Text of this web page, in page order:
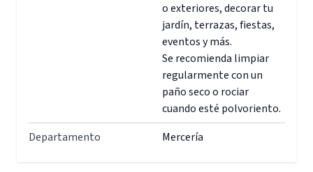
o exteriores, decorar tu
jardín, terrazas, fiestas,
eventos y más.
Se recomienda limpiar
regularmente con un
paño seco o rociar
cuando esté polvoriento.
Departamento
Mercería